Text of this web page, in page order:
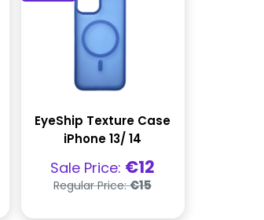
EyeShip Texture Case
iPhone 13/ 14
Praghas
díola
Sale Price: €12
Praghas
rialta
Regular Price:€15